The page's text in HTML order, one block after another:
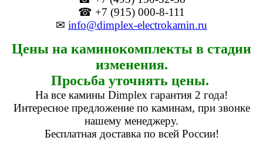
☎ +7 (915) 000-8-111
✉ info@dimplex-electrokamin.ru
Цены на каминокомплекты в стадии
изменения.
Просьба уточнять цены.
На все камины Dimplex гарантия 2 года!
Интересное предложение по каминам, при звонке
нашему менеджеру.
Бесплатная доставка по всей России!